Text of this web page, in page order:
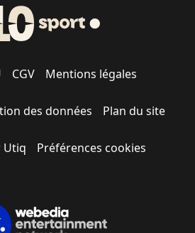
CGV Mentions légales
des données Plan du site
Utiq Préférences cookies